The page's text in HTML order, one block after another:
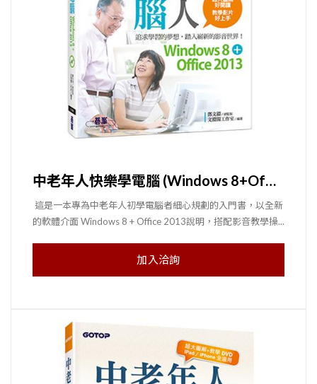
中老年人快樂學電腦 (Windows 8+Office 2013)
這是一本專為中老年人初學電腦者細心規劃的入門書，以全新
的軟體介面 Windows 8 + Office 2013說明，搭配影音教學操...
加入洽詢